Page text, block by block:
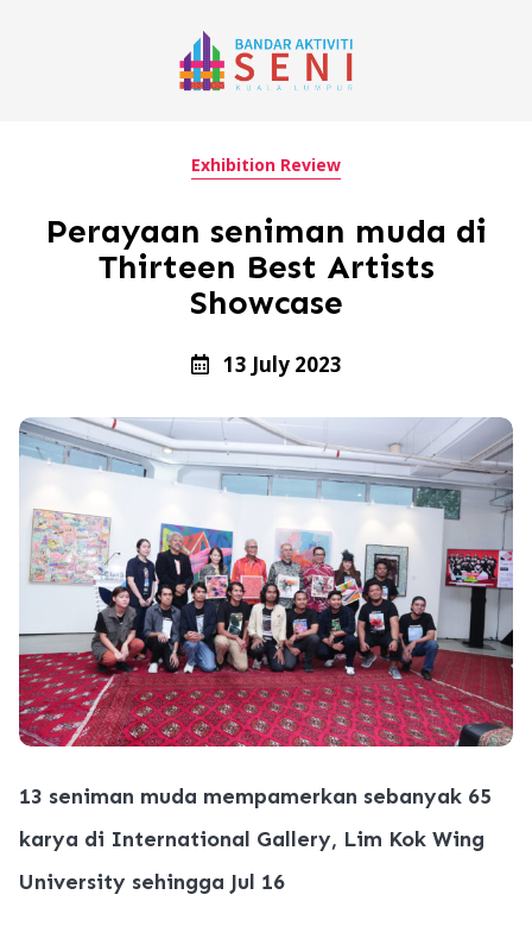
Exhibition Review
Perayaan seniman muda di
Thirteen Best Artists
Showcase
13 July 2023
13 seniman muda mempamerkan sebanyak 65
karya di International Gallery, Lim Kok Wing
University sehingga Jul 16